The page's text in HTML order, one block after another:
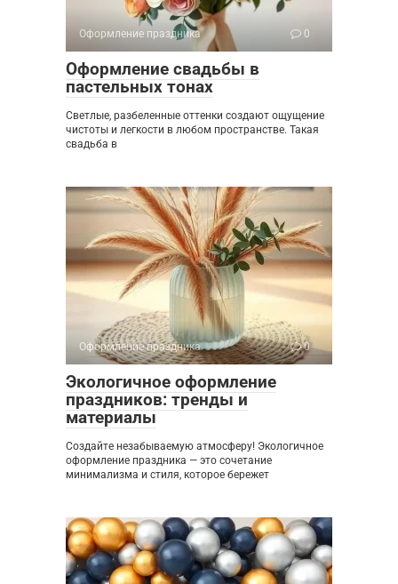
Оформление праздника 0
Оформление свадьбы в
пастельных тонах
Светлые, разбеленные оттенки создают ощущение
чистоты и легкости в любом пространстве. Такая
свадьба в
Оформление праздника 0
Экологичное оформление
праздников: тренды и
материалы
Создайте незабываемую атмосферу! Экологичное
оформление праздника — это сочетание
минимализма и стиля, которое бережет